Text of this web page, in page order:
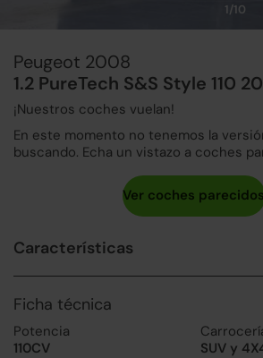
1/10
Peugeot 2008
1.2 PureTech S&S Style 110
¡Nuestros coches vuelan!
En este momento no tenemos la
buscando. Echa un vistazo a coches
Características
Ficha técnica
Potencia
110CV
SUV y